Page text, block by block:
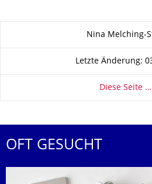
Zu dieser SeiteNina Melching-
Letzte Änderung:
Diese Seite …
OFT GESUCHT